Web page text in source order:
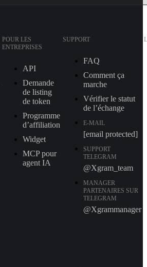
POUR LES
ENTREPRISES
API
Demande
de listing
de token
Programme
d’affiliation
Widget
MCP pour
agent IA
SUPPORT
FAQ
Comment ça
marche
Vérifier le statut
de l’échange
E-MAIL
[email protected]
SUPPORT
TELEGRAM
@Xgram_team
MANAGER
PARTENAIRES SUR
TELEGRAM
@Xgrammanager